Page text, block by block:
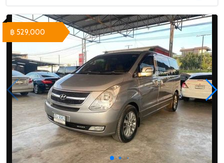
฿ 529,000